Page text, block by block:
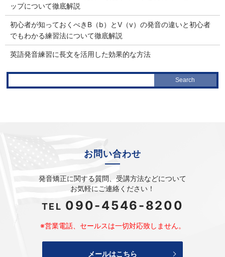
ップについて徹底解説
初心者が知っておくべきB（b）とV（v）の発音の違いと初心者
でもわかる練習法について徹底解説
英語発音練習に長文を活用した効果的な方法
お問い合わせ
発音矯正に関する質問、受講方法などについて
お気軽にご連絡ください！
TEL 090-4546-8200
※営業電話、セールスは一切対応致しません。
メールはこちら